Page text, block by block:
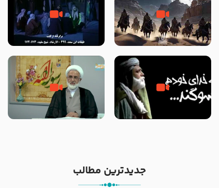
‌‌‌‌‌‌‌داستان ترور نافرجام رسول خدا
صلی الله علیه و آله – شهادت
روزهای آخر حیات پیامبر اکرم صلی
الله علیه و آله – قسمتی از
خطبه حضرت سلمان سه روز پس از
شهادت پیامبر اکرم صلی الله علیه
مادر داعش – حجت الاسلام جباری
جدیدترین مطالب